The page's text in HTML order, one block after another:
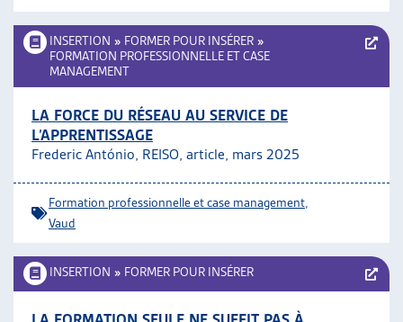
INSERTION » FORMER POUR INSÉRER »
FORMATION PROFESSIONNELLE ET CASE
MANAGEMENT
LA FORCE DU RÉSEAU AU SERVICE DE
L’APPRENTISSAGE
Frederic António, REISO, article, mars 2025
Formation professionnelle et case management
Vaud
INSERTION » FORMER POUR INSÉRER